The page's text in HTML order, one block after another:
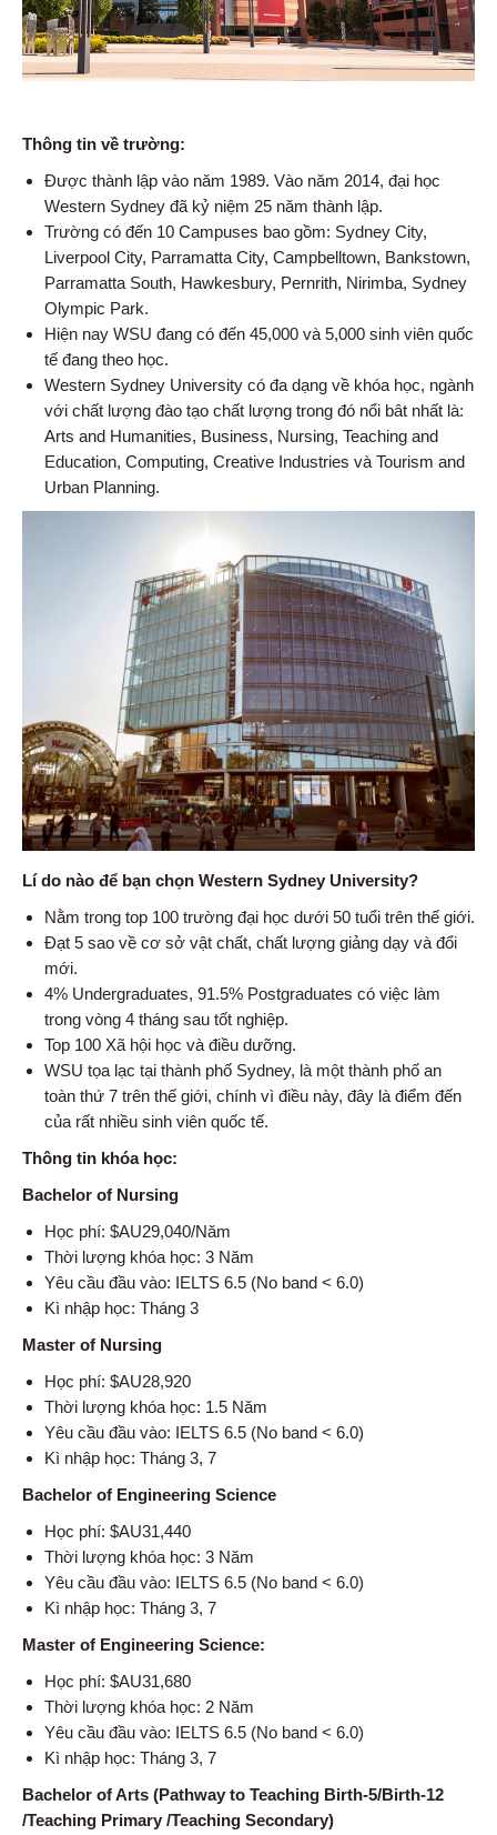
Thông tin về trường:
Được thành lập vào năm 1989. Vào năm 2014, đại học
Western Sydney đã kỷ niệm 25 năm thành lập.
Trường có đến 10 Campuses bao gồm: Sydney City,
Liverpool City, Parramatta City, Campbelltown, Bankstown,
Parramatta South, Hawkesbury, Pernrith, Nirimba, Sydney
Olympic Park.
Hiện nay WSU đang có đến 45,000 và 5,000 sinh viên quốc
tế đang theo học.
Western Sydney University có đa dạng về khóa học, ngành
với chất lượng đào tạo chất lượng trong đó nổi bât nhất là:
Arts and Humanities, Business, Nursing, Teaching and
Education, Computing, Creative Industries và Tourism and
Urban Planning.
Lí do nào để bạn chọn Western Sydney University?
Nằm trong top 100 trường đại học dưới 50 tuổi trên thế giới.
Đạt 5 sao về cơ sở vật chất, chất lượng giảng dạy và đổi
mới.
4% Undergraduates, 91.5% Postgraduates có việc làm
trong vòng 4 tháng sau tốt nghiệp.
Top 100 Xã hội học và điều dưỡng.
WSU tọa lạc tại thành phố Sydney, là một thành phố an
toàn thứ 7 trên thế giới, chính vì điều này, đây là điểm đến
của rất nhiều sinh viên quốc tế.
Thông tin khóa học:
Bachelor of Nursing
Học phí: $AU29,040/Năm
Thời lượng khóa học: 3 Năm
Yêu cầu đầu vào: IELTS 6.5 (No band < 6.0)
Kì nhập học: Tháng 3
Master of Nursing
Học phí: $AU28,920
Thời lượng khóa học: 1.5 Năm
Yêu cầu đầu vào: IELTS 6.5 (No band < 6.0)
Kì nhập học: Tháng 3, 7
Bachelor of Engineering Science
Học phí: $AU31,440
Thời lượng khóa học: 3 Năm
Yêu cầu đầu vào: IELTS 6.5 (No band < 6.0)
Kì nhập học: Tháng 3, 7
Master of Engineering Science:
Học phí: $AU31,680
Thời lượng khóa học: 2 Năm
Yêu cầu đầu vào: IELTS 6.5 (No band < 6.0)
Kì nhập học: Tháng 3, 7
Bachelor of Arts (Pathway to Teaching Birth-5/Birth-12
/Teaching Primary /Teaching Secondary)